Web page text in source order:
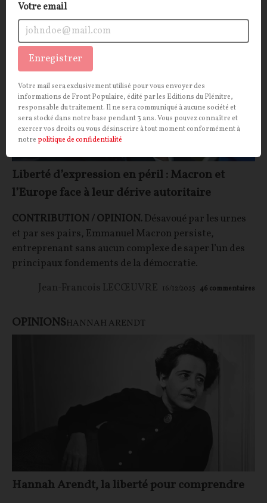
OPINIONSLIBERTÉ D'EXPRESSION
Liberté d’expression en péril : Macron et
l’Europe face à leur dérive autoritaire
CONTRIBUTION / OPINION.Désavoué par les urnes
et par ses pairs, Emmanuel Macron persiste,
entreprenant sans aucun complexe de saper l’un des
principaux fondements de la démocratie.
Jean-Francois LECŒUVRE 16/12/2025 46 commentaires
OPINIONSHANNAH ARENDT
Hannah Arendt, la liberté pour comprendre
Votre email
Enregistrer
Votre mail sera exclusivement utilisé pour vous envoyer des
informations de Front Populaire, édité par les Editions du Plénitre,
responsable du traitement. Il ne sera communiqué à aucune société et
sera stocké dans notre base pendant 3 ans. Vous pouvez connaître et
exercer vos droits ou vous désinscrire à tout moment conformément à
notre politique de confidentialité